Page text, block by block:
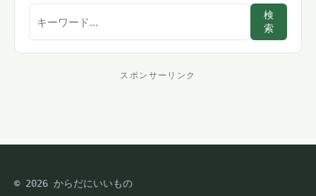
ト
検
索
スポンサーリンク
ン
ー
© 2026 からだにいいもの